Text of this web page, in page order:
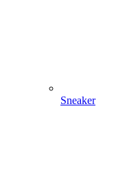
Sneaker